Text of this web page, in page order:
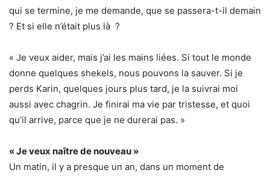
qui se termine, je me demande, que se passera-t-il demain
? Et si elle n’était plus là ?
« Je veux aider, mais j’ai les mains liées. Si tout le monde
donne quelques shekels, nous pouvons la sauver. Si je
perds Karin, quelques jours plus tard, je la suivrai moi
aussi avec chagrin. Je finirai ma vie par tristesse, et quoi
qu’il arrive, parce que je ne durerai pas. »
« Je veux naître de nouveau »
Un matin, il y a presque un an, dans un moment de